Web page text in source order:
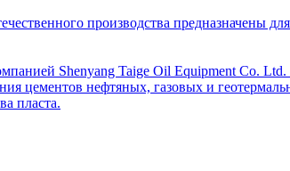
производства предназначены
Shenyang Taige Oil Equipment Co.
цементов нефтяных, газовых и
пласта.